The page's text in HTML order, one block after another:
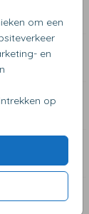
om een
en
op